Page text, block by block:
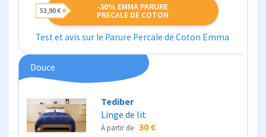
-30% EMMA PARURE
PRECALE DE COTON
53,90 €
Test et avis sur le Parure Percale de Coton Emma
Douce
Tediber
Linge de lit
À partir de 30 €